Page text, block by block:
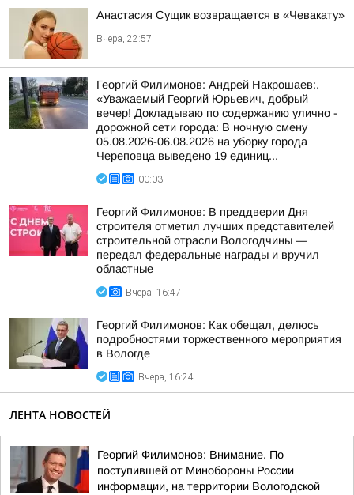
Анастасия Сущик возвращается в «Чевакату»
Вчера, 22:57
Георгий Филимонов: Андрей Накрошаев:.
«Уважаемый Георгий Юрьевич, добрый
вечер! Докладываю по содержанию улично -
дорожной сети города: В ночную смену
05.08.2026-06.08.2026 на уборку города
Череповца выведено 19 единиц...
00:03
Георгий Филимонов: В преддверии Дня
строителя отметил лучших представителей
строительной отрасли Вологодчины —
передал федеральные награды и вручил
областные
Вчера, 16:47
Георгий Филимонов: Как обещал, делюсь
подробностями торжественного мероприятия
в Вологде
Вчера, 16:24
ЛЕНТА НОВОСТЕЙ
Георгий Филимонов: Внимание. По
поступившей от Минобороны России
информации, на территории Вологодской